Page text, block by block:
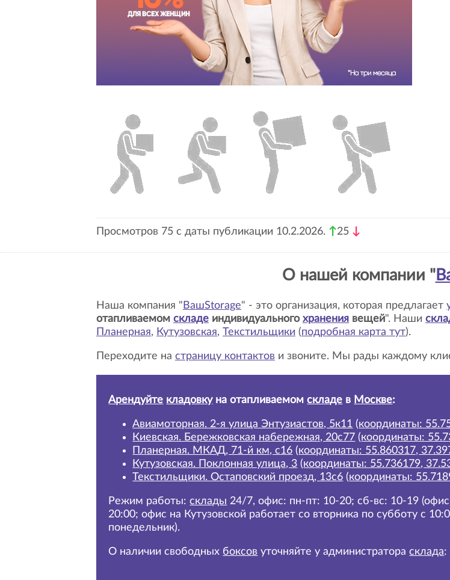
Просмотров 75 с даты публикации 10.2.2026. ↑25 ↓
О нашей компании "
Наша компания " ВашStorage" - это организация, которая предлагает
отапливаемом складе индивидуального хранения вещей". Наши
Планерная, Кутузовская, Текстильщики (подробная карта тут).
Переходите на страницу контактов и звоните. Мы рады каждому
Арендуйте кладовкуна отапливаемомскладе в Москве:
Авиамоторная. 2-я улица Энтузиастов, 5к11 (координаты:
Киевская. Бережковская набережная, 20с77 (координаты:
Планерная. МКАД, 71-й км, с16 (координаты: 55.860317,
Кутузовская. Поклонная улица, 3 (координаты: 55.736179,
Текстильщики. Остаповский проезд, 13с6 (координаты:
Режим работы:склады 24/7,офис: пн-пт: 10-20; сб-вс: 10-19
20:00; офис на Кутузовской работает со вторника по субботу с
понедельник).
О наличии свободных боксов уточняйте у администраторасклада: